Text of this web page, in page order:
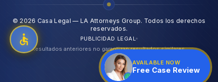
© 2026 Casa Legal — LA Attorneys Group. Todos los derechos
reservados.
PUBLICIDAD LEGAL
Resultados anteriores no garantizan resultados similares.
AVAILABLE NOW
Free Case Review